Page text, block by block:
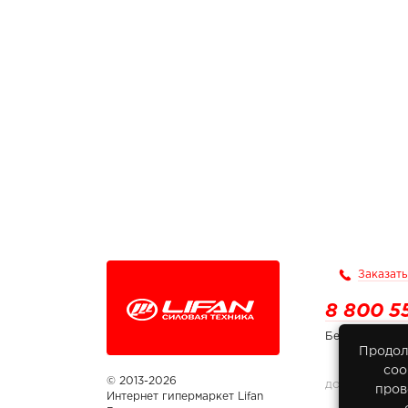
© 2013-2026
Интернет гипермаркет Lifan
8 800
Бесплатно по
ДОКУМЕНТЫ